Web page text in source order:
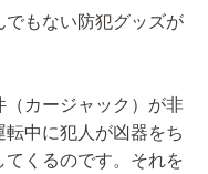
もない防犯グッズが
カージャック）が非
中に犯人が凶器をち
くるのです。それを